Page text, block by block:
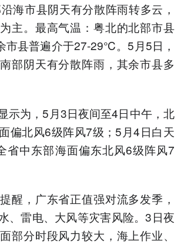
海市县阴天有分散阵雨转多云，
主。最高气温：粤北的北部市县
县普遍介于27-29℃。5月5日，
部阴天有分散阵雨，其余市县多
示为，5月3日夜间至4日中午，北
偏北风6级阵风7级；5月4日白天
省中东部海面偏东北风6级阵风7
醒，广东省正值强对流多发季，
、雷电、大风等灾害风险。3日夜
部分时段风力较大，海上作业、